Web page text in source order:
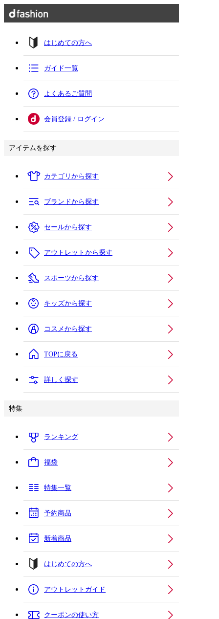
はじめての方へ
ガイド一覧
よくあるご質問
会員登録 / ログイン
アイテムを探す
カテゴリから探す
ブランドから探す
セールから探す
アウトレットから探す
スポーツから探す
キッズから探す
コスメから探す
TOPに戻る
詳しく探す
特集
ランキング
福袋
特集一覧
予約商品
新着商品
はじめての方へ
アウトレットガイド
クーポンの使い方